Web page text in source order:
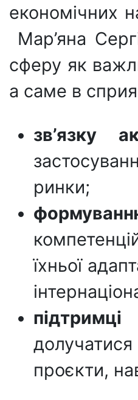
економічних
Мар’яна
сферу як
а саме в
зв’язку
ринки;
їхньої
проєкти,